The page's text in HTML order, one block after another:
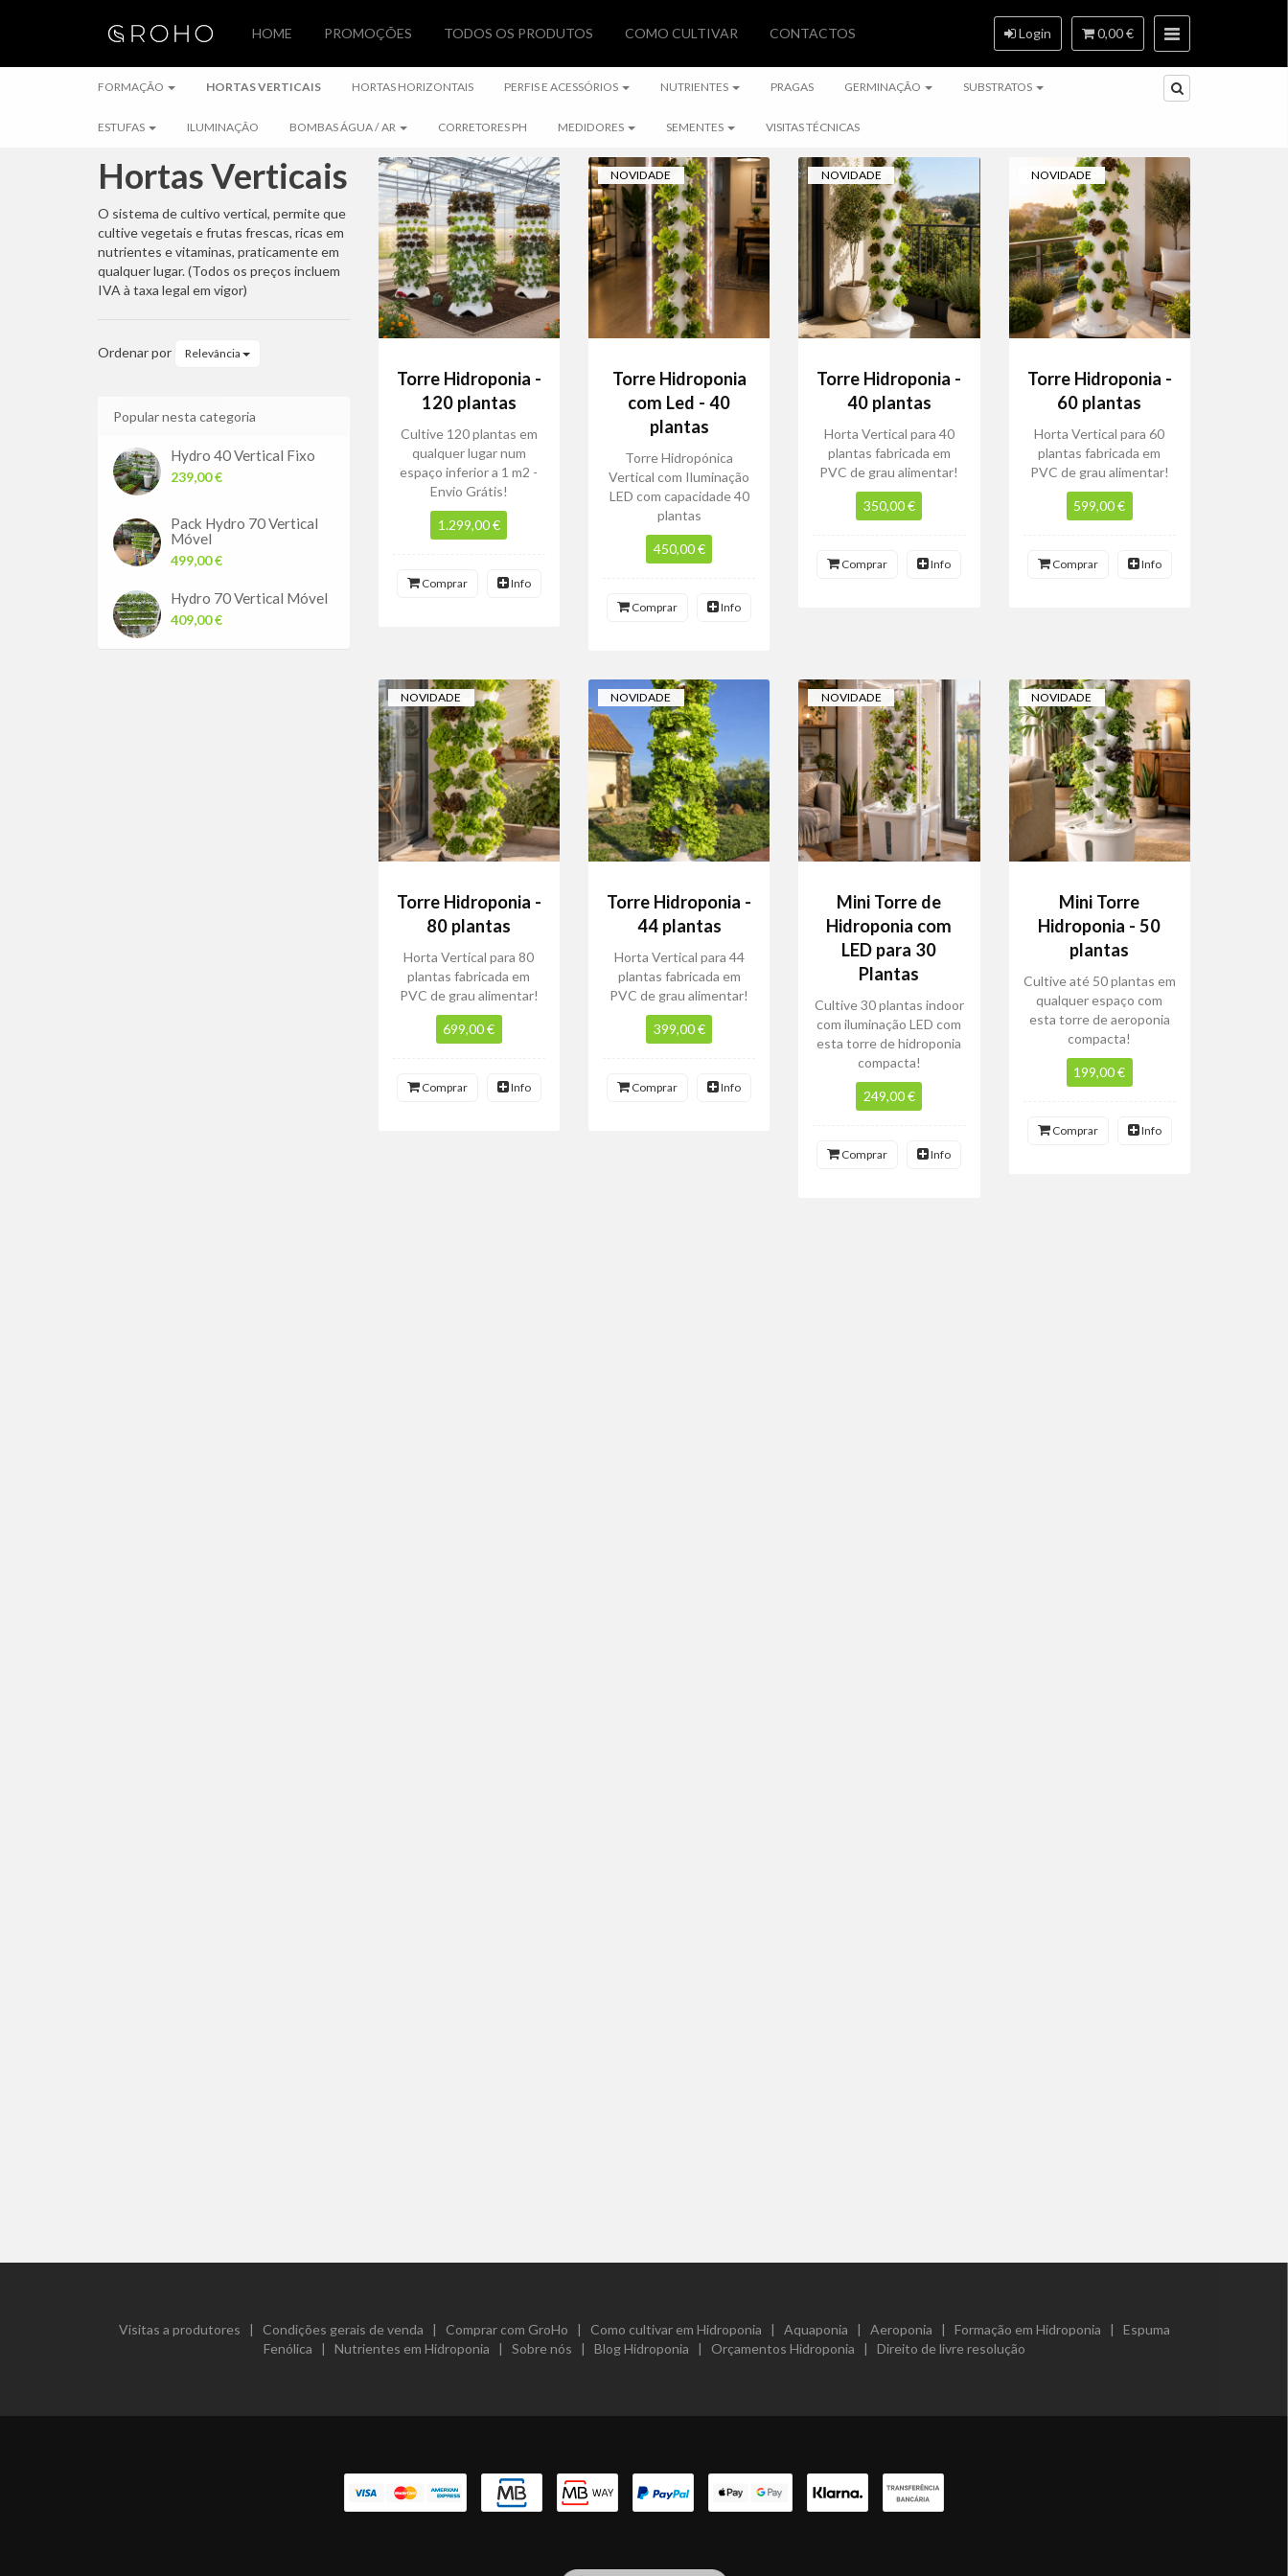
HOME PROMOÇÕES TODOS OS PRODUTOS COMO CULTIVAR CONTACTOS
FORMAÇÃO
Login 0,00 €
FORMAÇÃO HORTAS VERTICAIS HORTAS HORIZONTAIS PERFIS E ACESSÓRIOS NUTRIENTES PRAGAS GERMINAÇÃO SUBSTRATOS
ESTUFAS ILUMINAÇÃO BOMBAS ÁGUA / AR CORRETORES PH MEDIDORES SEMENTES VISITAS TÉCNICAS
Hortas Verticais
Hortas
Verticais
O sistema de cultivo vertical, permite que
cultive vegetais e frutas frescas, ricas em
nutrientes e vitaminas, praticamente em
qualquer lugar. (Todos os preços incluem
IVA à taxa legal em vigor)
Ordenar por Relevância
Popular nesta categoria
Hydro 40 Vertical Fixo
239,00 €
Pack Hydro 70 Vertical
Móvel
499,00 €
Hydro 70 Vertical Móvel
409,00 €
Torre Hidroponia -
120 plantas
Cultive 120 plantas em
qualquer lugar num
espaço inferior a 1 m2 -
Envio Grátis!
1.299,00 €
Comprar Info
NOVIDADE
Torre Hidroponia
com Led - 40
plantas
Torre Hidropónica
Vertical com Iluminação
LED com capacidade 40
plantas
450,00 €
Comprar Info
NOVIDADE
Torre Hidroponia -
40 plantas
Horta Vertical para 40
plantas fabricada em
PVC de grau alimentar!
350,00 €
Comprar Info
NOVIDADE
Torre Hidroponia -
60 plantas
Horta Vertical para 60
plantas fabricada em
PVC de grau alimentar!
599,00 €
Comprar Info
NOVIDADE
Torre Hidroponia -
80 plantas
Horta Vertical para 80
plantas fabricada em
PVC de grau alimentar!
699,00 €
Comprar Info
NOVIDADE
Torre Hidroponia -
44 plantas
Horta Vertical para 44
plantas fabricada em
PVC de grau alimentar!
399,00 €
Comprar Info
NOVIDADE
Mini Torre de
Hidroponia com
LED para 30
Plantas
Cultive 30 plantas indoor
com iluminação LED com
esta torre de hidroponia
compacta!
249,00 €
Comprar Info
NOVIDADE
Mini Torre
Hidroponia - 50
plantas
Cultive até 50 plantas em
qualquer espaço com
esta torre de aeroponia
compacta!
199,00 €
Comprar Info
Visitas a produtores | Condições gerais de venda | Comprar com GroHo | Como cultivar em Hidroponia | Aquaponia | Aeroponia | Formação em Hidroponia | Espuma
Fenólica | Nutrientes em Hidroponia | Sobre nós | Blog Hidroponia | Orçamentos Hidroponia | Direito de livre resolução